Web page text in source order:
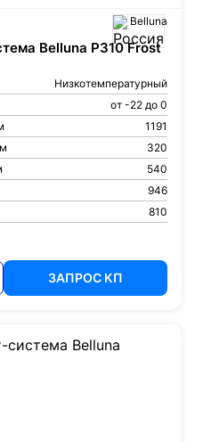
Belluna
Belluna P310 Frost
Низкотемпературный
от -22 до 0
1191
320
540
946
810
ЗАПРОС КП